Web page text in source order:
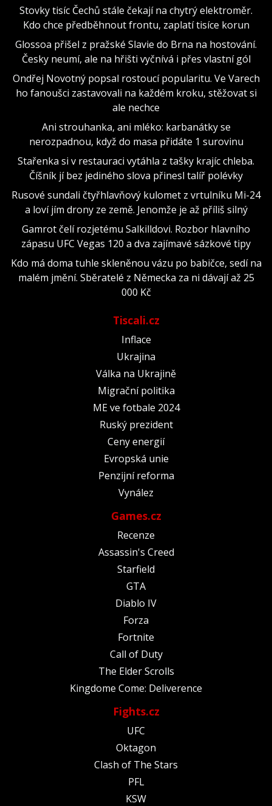
Stovky tisíc Čechů stále čekají na chytrý elektroměr.
Kdo chce předběhnout frontu, zaplatí tisíce korun
Glossoa přišel z pražské Slavie do Brna na hostování.
Česky neumí, ale na hřišti vyčnívá i přes vlastní gól
Ondřej Novotný popsal rostoucí popularitu. Ve Varech
ho fanoušci zastavovali na každém kroku, stěžovat si
ale nechce
Ani strouhanka, ani mléko: karbanátky se
nerozpadnou, když do masa přidáte 1 surovinu
Stařenka si v restauraci vytáhla z tašky krajíc chleba.
Číšník jí bez jediného slova přinesl talíř polévky
Rusové sundali čtyřhlavňový kulomet z vrtulníku Mi-24
a loví jím drony ze země. Jenomže je až příliš silný
Gamrot čelí rozjetému Salkilldovi. Rozbor hlavního
zápasu UFC Vegas 120 a dva zajímavé sázkové tipy
Kdo má doma tuhle skleněnou vázu po babičce, sedí na
malém jmění. Sběratelé z Německa za ni dávají až 25
000 Kč
Tiscali.cz
Inflace
Ukrajina
Válka na Ukrajině
Migrační politika
ME ve fotbale 2024
Ruský prezident
Ceny energií
Evropská unie
Penzijní reforma
Vynález
Games.cz
Recenze
Assassin's Creed
Starfield
GTA
Diablo IV
Forza
Fortnite
Call of Duty
The Elder Scrolls
Kingdome Come: Deliverence
Fights.cz
UFC
Oktagon
Clash of The Stars
PFL
KSW